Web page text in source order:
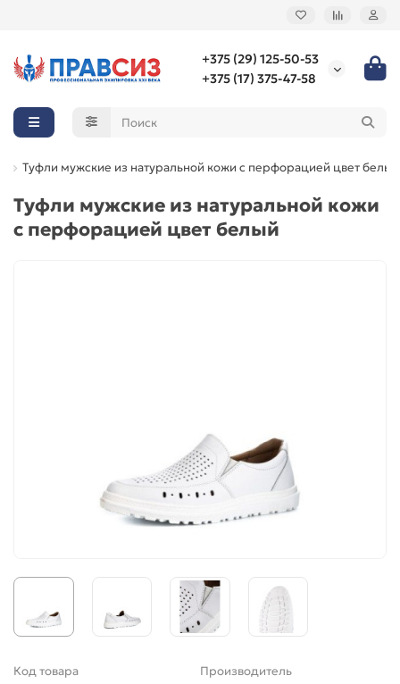
+375 (29) 125-50-53
+375 (17) 375-47-58
Туфли мужские из натуральной кожи с перфорацией цвет белый
Туфли мужские из натуральной кожи
с перфорацией цвет белый
Код товара Производитель